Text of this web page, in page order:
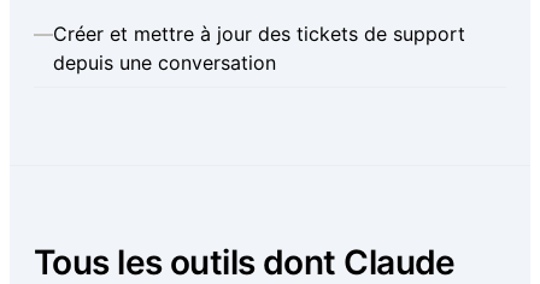
—Créer et mettre à jour des tickets de support
depuis une conversation
Tous les outils dont Claude